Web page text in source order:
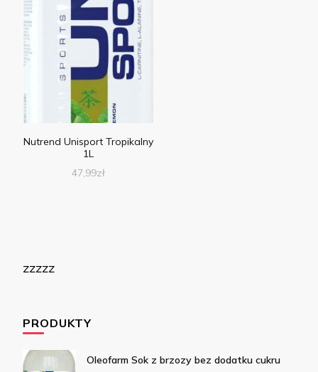
Nutrend Unisport Tropikalny
1L
47,99zł
zzzzz
PRODUKTY
Oleofarm Sok z brzozy bez dodatku cukru